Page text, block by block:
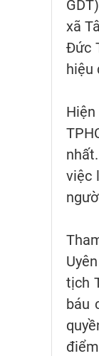
xã
Đức
hiệu
việc
tịch
báu